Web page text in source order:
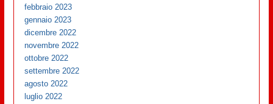
febbraio 2023
gennaio 2023
dicembre 2022
novembre 2022
ottobre 2022
settembre 2022
agosto 2022
luglio 2022